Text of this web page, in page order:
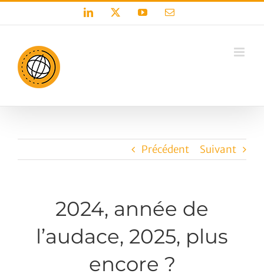
LinkedIn YouTubeEmail
Précédent Suivant
2024, année de
l’audace, 2025, plus
encore ?